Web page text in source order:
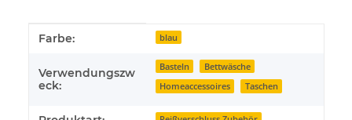
Produkteigenschaft
Wert
Farbe: blau
Verwendungszw
eck:
Basteln
Bettwäsche
Homeaccessoires
Taschen